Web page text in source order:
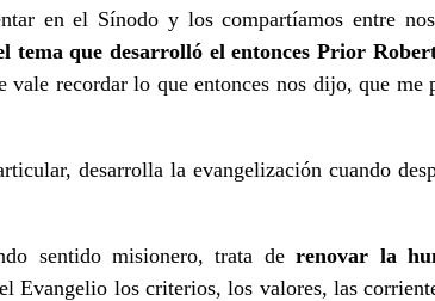
en el Sínodo y los compartíamos entre
tema que desarrolló el entonces Prior
vale recordar lo que entonces nos dijo, que
desarrolla la evangelización cuando
sentido misionero, trata derenovar la
Evangelio los criterios, los valores, las